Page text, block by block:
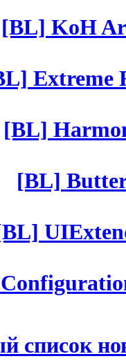
[BL] KoH
Extreme
[BL]
[BL]
список